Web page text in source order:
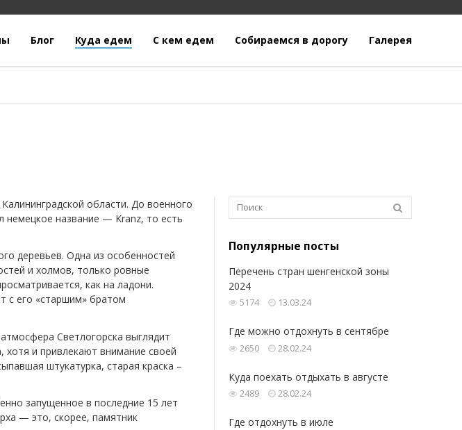
Блог Куда едем С кем едем Собираемся в дорогу Галерея
области. До военного
немецкое название — Kranz, то есть
деревьев. Одна из особенностей
и холмов, только ровные
как на ладони.
с его «старшим» братом
Светлогорска выглядит
хотя и привлекают внимание своей
штукатурка, старая краска –
запущенное в последние 15 лет
— это, скорее, памятник
Популярные посты
Перечень стран шенгенской зоны
2024
5174 13.03.24
Где можно отдохнуть в сентябре
2650 28.02.24
Куда поехать отдыхать в августе
2489 28.02.24
Где отдохнуть в июле